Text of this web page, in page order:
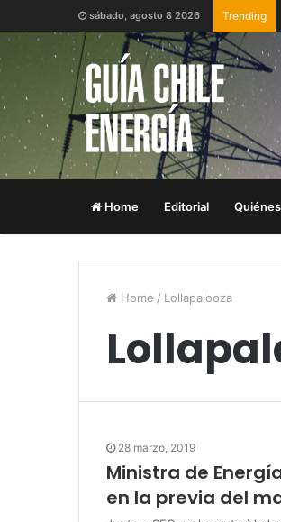
sábado, agosto 8 2026 Trending
Home Editorial
Home / Lollapalooza
28 marzo, 2019
Ministra de
en la previa del